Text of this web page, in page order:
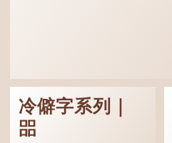
冷僻字系列｜
㗊